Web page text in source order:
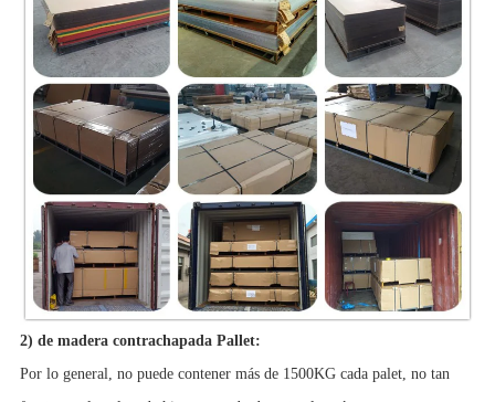
2) de madera contrachapada Pallet:
Por lo general, no puede contener más de 1500KG cada palet, no tan